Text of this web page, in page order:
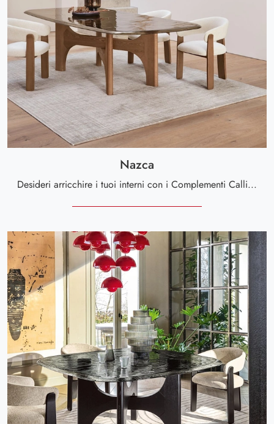
Nazca
Desideri arricchire i tuoi interni con i Complementi Calligaris? Ecco qui vari modelli di tappeti in tessuto come Nazca.